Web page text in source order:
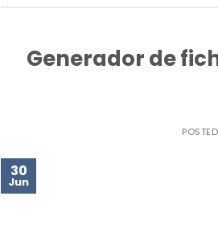
Generador de
30
Jun